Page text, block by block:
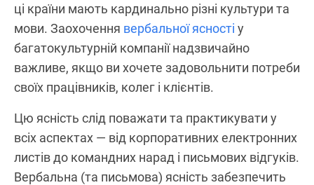
ці країни мають кардинально різні культури та
мови. Заохочення вербальної ясності у
багатокультурній компанії надзвичайно
важливе, якщо ви хочете задовольнити потреби
своїх працівників, колег і клієнтів.
Цю ясність слід поважати та практикувати у
всіх аспектах — від корпоративних електронних
листів до командних нарад і письмових відгуків.
Вербальна (та письмова) ясність забезпечить